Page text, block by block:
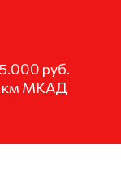
руб.
км МКАД